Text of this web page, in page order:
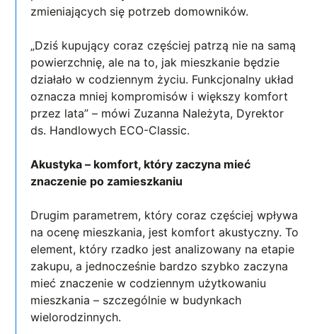
zmieniających się potrzeb domowników.
„Dziś kupujący coraz częściej patrzą nie na samą
powierzchnię, ale na to, jak mieszkanie będzie
działało w codziennym życiu. Funkcjonalny układ
oznacza mniej kompromisów i większy komfort
przez lata” – mówi Zuzanna Należyta, Dyrektor
ds. Handlowych ECO-Classic.
Akustyka – komfort, który zaczyna mieć
znaczenie po zamieszkaniu
Drugim parametrem, który coraz częściej wpływa
na ocenę mieszkania, jest komfort akustyczny. To
element, który rzadko jest analizowany na etapie
zakupu, a jednocześnie bardzo szybko zaczyna
mieć znaczenie w codziennym użytkowaniu
mieszkania – szczególnie w budynkach
wielorodzinnych.